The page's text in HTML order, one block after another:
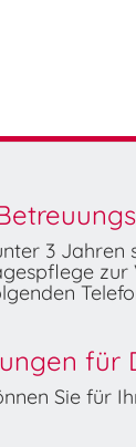
3
für
Sie für